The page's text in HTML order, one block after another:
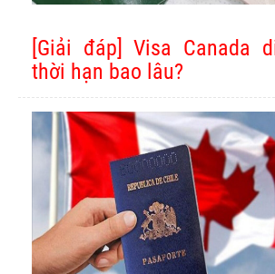
[Giải đáp] Visa Canada
thời hạn bao lâu?